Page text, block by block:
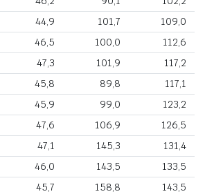
44,9 101,7
109,0
46,5 100,0
112,6
47,3 101,9
117,2
45,8 89,8
117,1
45,9 99,0
123,2
47,6 106,9
126,5
47,1 145,3
131,4
46,0 143,5
133,5
45,7 158,8
143,5